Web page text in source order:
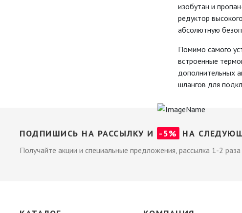
изобутан и
редуктор
абсолютную
Помимо самого
встроенные
дополнительных
шлангов для
ПОДПИШИСЬ НА РАССЫЛКУ И -5% НА
Получайте акции и специальные предложения, рассылка 1-2 раза